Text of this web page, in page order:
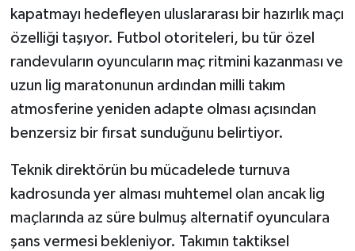
kapatmayı hedefleyen uluslararası bir hazırlık maçı
özelliği taşıyor. Futbol otoriteleri, bu tür özel
randevuların oyuncuların maç ritmini kazanması ve
uzun lig maratonunun ardından milli takım
atmosferine yeniden adapte olması açısından
benzersiz bir fırsat sunduğunu belirtiyor.
Teknik direktörün bu mücadelede turnuva
kadrosunda yer alması muhtemel olan ancak lig
maçlarında az süre bulmuş alternatif oyunculara
şans vermesi bekleniyor. Takımın taktiksel